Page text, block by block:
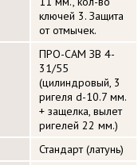
ключей 3. Защита
от отмычек.
ПРО-САМ ЗВ 4-
31/55
(цилиндровый, 3
ригеля d-10.7 мм.
+ защелка, вылет
ригелей 22 мм.)
Стандарт (латунь)